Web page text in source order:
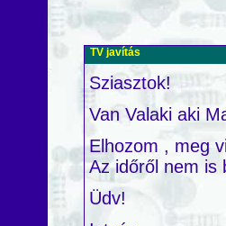
TV javítás
Sziasztok!
Van Valaki aki
Elhozom , meg
Az időről nem is
Üdv!